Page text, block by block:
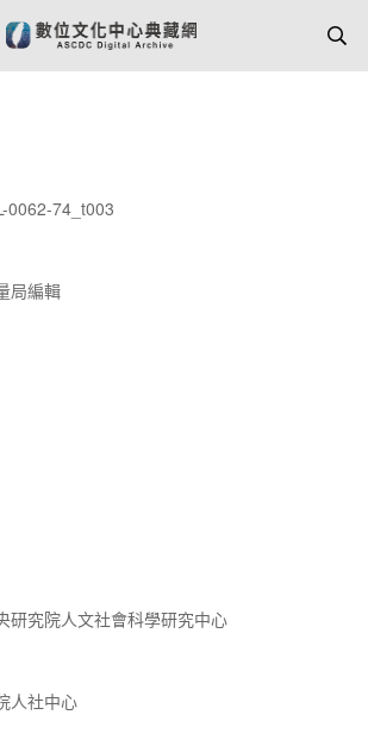
0062-74_t003
局編輯
研究院人文社會科學研究中心
人社中心